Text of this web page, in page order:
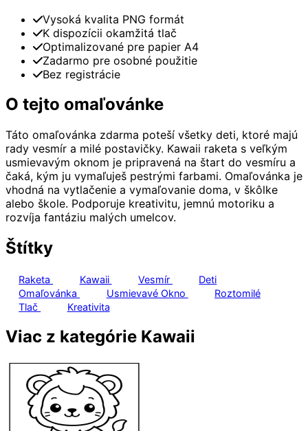
Vysoká kvalita PNG formát
K dispozícii okamžitá tlač
Optimalizované pre papier A4
Zadarmo pre osobné použitie
Bez registrácie
O tejto omaľovánke
Táto omaľovánka zdarma poteší všetky deti, ktoré majú
rady vesmír a milé postavičky. Kawaii raketa s veľkým
usmievavým oknom je pripravená na štart do vesmíru a
čaká, kým ju vymaľuješ pestrými farbami. Omaľovánka je
vhodná na vytlačenie a vymaľovanie doma, v škôlke
alebo škole. Podporuje kreativitu, jemnú motoriku a
rozvíja fantáziu malých umelcov.
Štítky
Raketa Kawaii Vesmír
Deti
Omaľovánka
Usmievavé Okno
Roztomilé
Tlač
Kreativita
Viac z kategórie Kawaii